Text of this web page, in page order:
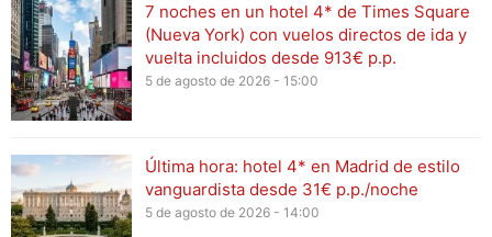
7 noches en un hotel 4* de Times Square
(Nueva York) con vuelos directos de ida y
vuelta incluidos desde 913€ p.p.
5 de agosto de 2026 - 15:00
Última hora: hotel 4* en Madrid de estilo
vanguardista desde 31€ p.p./noche
5 de agosto de 2026 - 14:00